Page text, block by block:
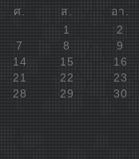
ศ. ส.
อา.
1
2
7 8
9
14 15
16
21 22
23
28 29
30